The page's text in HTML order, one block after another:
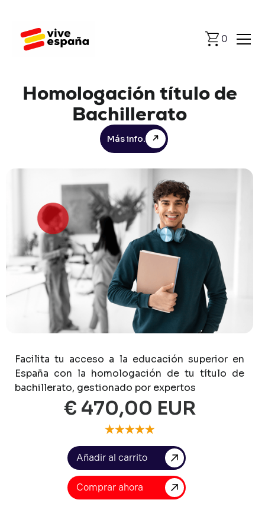
0
Homologación título de
Bachillerato
Más info.
Facilita tu acceso a la educación superior en
España con la homologación de tu título de
bachillerato, gestionado por expertos
€ 470,00 EUR
Comprar ahora